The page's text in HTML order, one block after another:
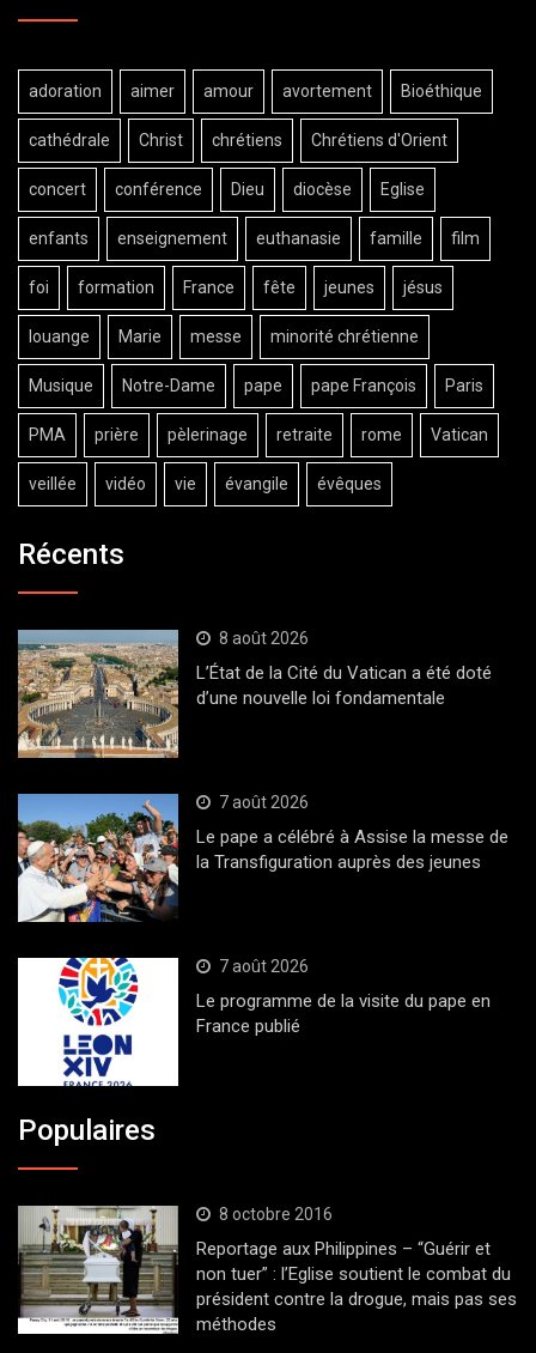
adoration aimer amour avortement Bioéthique
cathédrale Christ chrétiens Chrétiens d'Orient
concert conférence Dieu diocèse Eglise
enfants enseignement euthanasie famille film
foi formation France fête jeunes jésus
louange Marie messe minorité chrétienne
Musique Notre-Dame pape pape François Paris
PMA prière pèlerinage retraite rome Vatican
veillée vidéo vie évangile évêques
Récents
8 août 2026
L’État de la Cité du Vatican a été doté
d’une nouvelle loi fondamentale
7 août 2026
Le pape a célébré à Assise la messe de
la Transfiguration auprès des jeunes
7 août 2026
Le programme de la visite du pape en
France publié
Populaires
8 octobre 2016
Reportage aux Philippines – “Guérir et
non tuer” : l’Eglise soutient le combat du
président contre la drogue, mais pas ses
méthodes